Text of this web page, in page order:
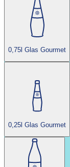
0,75l Glas Gourmet
0,25l Glas Gourmet